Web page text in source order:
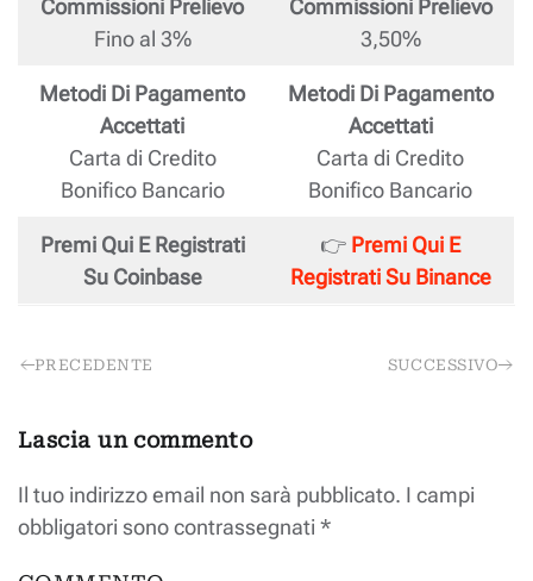
Commissioni Prelievo
Fino al 3%
Commissioni Prelievo
3,50%
Metodi Di Pagamento
Accettati
Carta di Credito
Bonifico Bancario
Metodi Di Pagamento
Accettati
Carta di Credito
Bonifico Bancario
Premi Qui E Registrati
Su Coinbase
👉 Premi Qui E
Registrati Su Binance
PRECEDENTE SUCCESSIVO
Lascia un commento
Il tuo indirizzo email non sarà pubblicato. I campi
obbligatori sono contrassegnati *